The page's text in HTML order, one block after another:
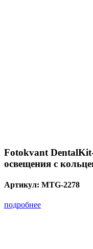
Fotokvant
освещения с
Артикул: MTG-2278
подробнее